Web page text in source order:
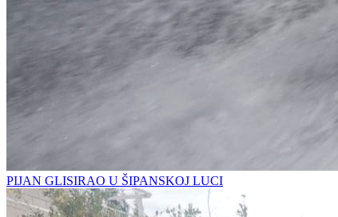
PIJAN GLISIRAO U ŠIPANSKOJ LUCI